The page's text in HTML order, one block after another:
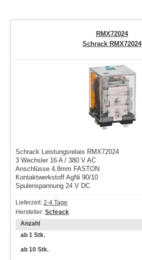
RMX72024
Schrack RMX72024
Schrack Leistungsrelais RMX72024
3 Wechsler 16 A / 380 V AC
Anschlüsse 4,8mm FASTON
Kontaktwerkstoff AgNi 90/10
Spulenspannung 24 V DC
Lieferzeit: 2-4 Tage
Hersteller: Schrack
Anzahl
ab 1 Stk.
ab 10 Stk.